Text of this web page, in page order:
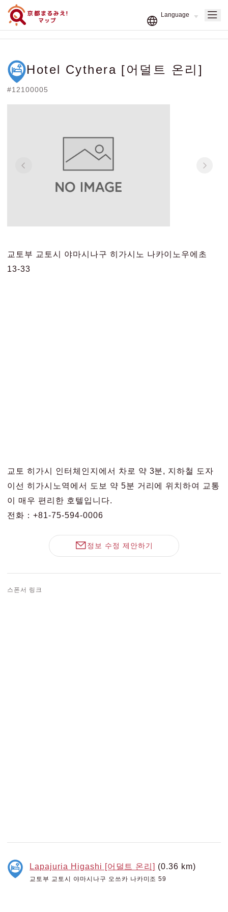
Hotel Cythera [어덜트 온리]
#12100005
교토부 교토시 야마시나구 히가시노 나카이노우에초
13-33
교토 히가시 인터체인지에서 차로 약 3분, 지하철 도자
이선 히가시노역에서 도보 약 5분 거리에 위치하여 교통
이 매우 편리한 호텔입니다.
전화：+81-75-594-0006
정보 수정 제안하기
스폰서 링크
Lapajuria Higashi [어덜트 온리] (0.36 km)
교토부 교토시 야마시나구 오쓰카 나카미조 59